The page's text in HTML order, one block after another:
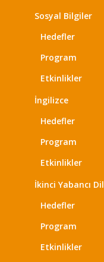
Sosyal Bilgiler
Hedefler
Program
Etkinlikler
İngilizce
Hedefler
Program
Etkinlikler
İkinci Yabancı Dil
Hedefler
Program
Etkinlikler